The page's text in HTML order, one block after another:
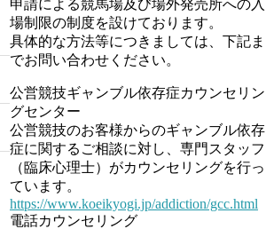
申請による競馬場及び場外発売所への入
場制限の制度を設けております。
具体的な方法等につきましては、下記ま
でお問い合わせください。
公営競技ギャンブル依存症カウンセリン
グセンター
公営競技のお客様からのギャンブル依存
症に関するご相談に対し、専門スタッフ
（臨床心理士）がカウンセリングを行っ
ています。
https://www.koeikyogi.jp/addiction/gcc.html
電話カウンセリング